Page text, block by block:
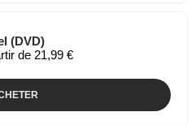
(DVD)
de 21,99 €